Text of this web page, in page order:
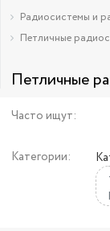
Радиосистемы и
Петличные
Петличные
Часто ищут:
Категории: